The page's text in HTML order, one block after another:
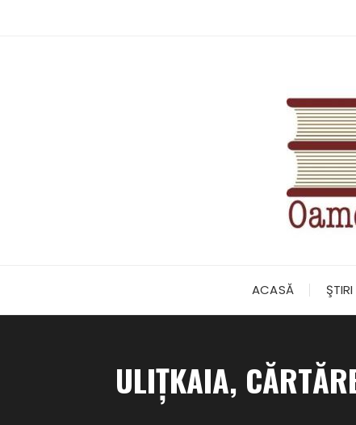
ACASĂ ŞTIRI
ULIȚKAIA,